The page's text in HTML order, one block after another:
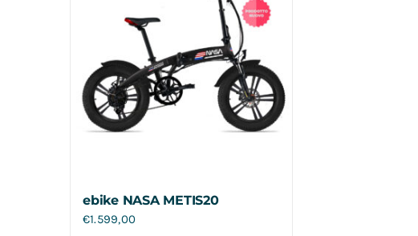
ebike NASA METIS20
€1.599,00